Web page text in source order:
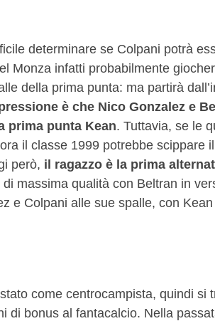
determinare se Colpani potrà
Monza infatti probabilmente
della prima punta: ma partirà
è che Nico Gonzalez e
prima punta Kean. Tuttavia, se le
il classe 1999 potrebbe scippare
però, il ragazzo è la prima
massima qualità con Beltran in
e Colpani alle sue spalle, con
come centrocampista, quindi si
di bonus al fantacalcio. Nella